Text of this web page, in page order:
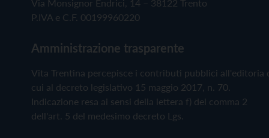
Via Monsignor Endrici, 14 – 38122 Trento
P.IVA e C.F. 00199960220
Amministrazione trasparente
Vita Trentina percepisce i contributi pubblici all'editoria
cui al decreto legislativo 15 maggio 2017, n. 70.
Indicazione resa ai sensi della lettera f) del comma 2
dell'art. 5 del medesimo decreto Lgs.